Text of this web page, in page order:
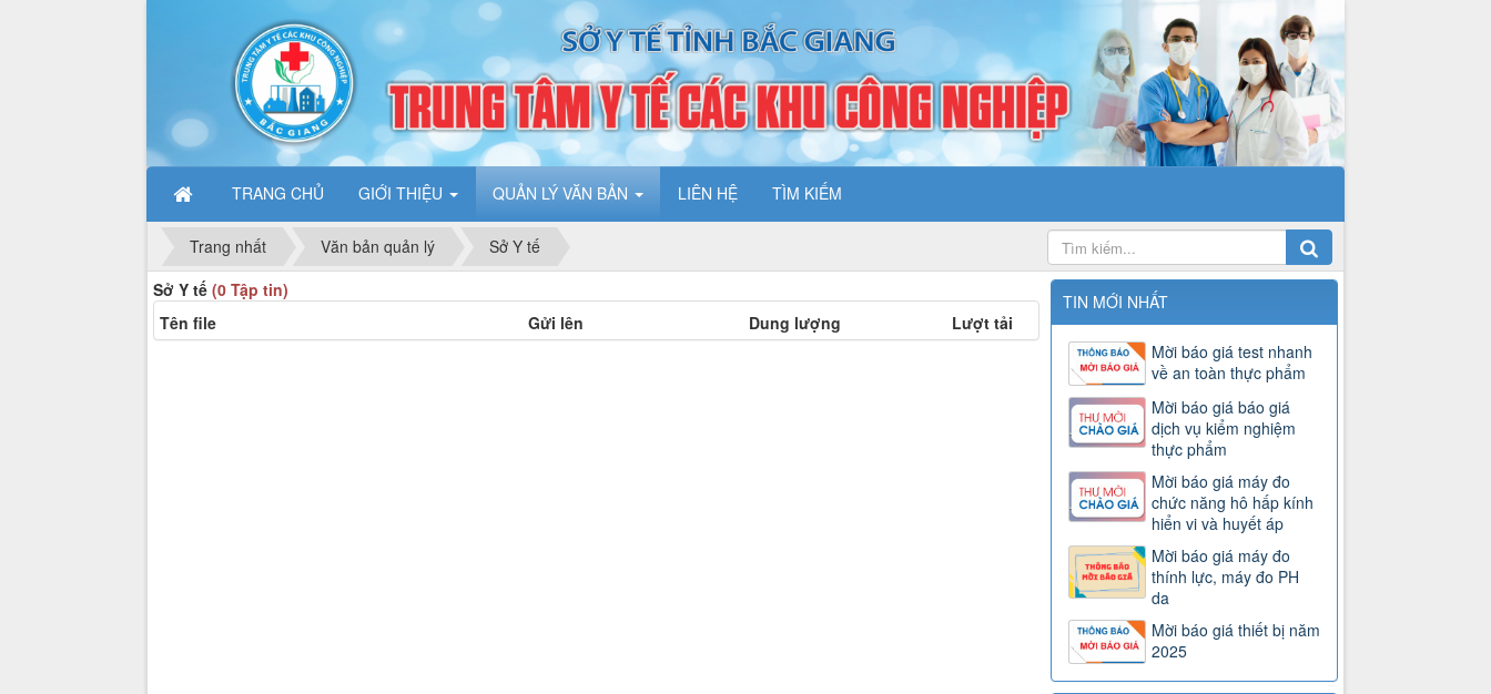
TRANG CHỦ GIỚI THIỆU QUẢN LÝ VĂN BẢN LIÊN HỆ TÌM KIẾM
Trang nhất Văn bản quản lý
Sở Y tế
Sở Y tế (0 Tập tin)
Tên file
Gửi lên Dung lượng Lượt tải
TIN MỚI NHẤT
Mời báo giá test nhanh
về an toàn thực phẩm
Mời báo giá báo giá
dịch vụ kiểm nghiệm
thực phẩm
Mời báo giá máy đo
chức năng hô hấp kính
hiển vi và huyết áp
Mời báo giá máy đo
thính lực, máy đo PH
da
Mời báo giá thiết bị năm
2025